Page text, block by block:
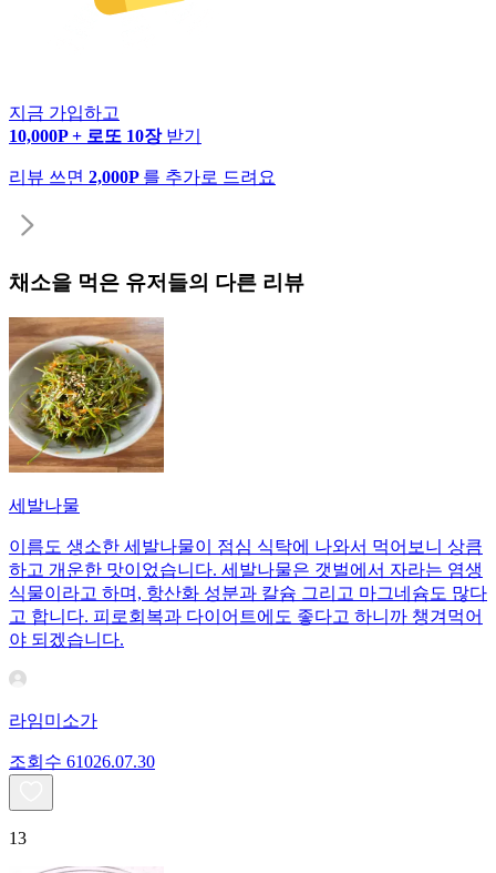
지금 가입하고
10,000P + 로또 10장 받기
리뷰 쓰면 2,000P 를 추가로 드려요
채소을 먹은 유저들의 다른 리뷰
세발나물
이름도 생소한 세발나물이 점심 식탁에 나와서 먹어보니 상큼
하고 개운한 맛이었습니다. 세발나물은 갯벌에서 자라는 염생
식물이라고 하며, 항산화 성분과 칼슘 그리고 마그네슘도 많다
고 합니다. 피로회복과 다이어트에도 좋다고 하니까 챙겨먹어
야 되겠습니다.
라임미소가
조회수 61026.07.30
13